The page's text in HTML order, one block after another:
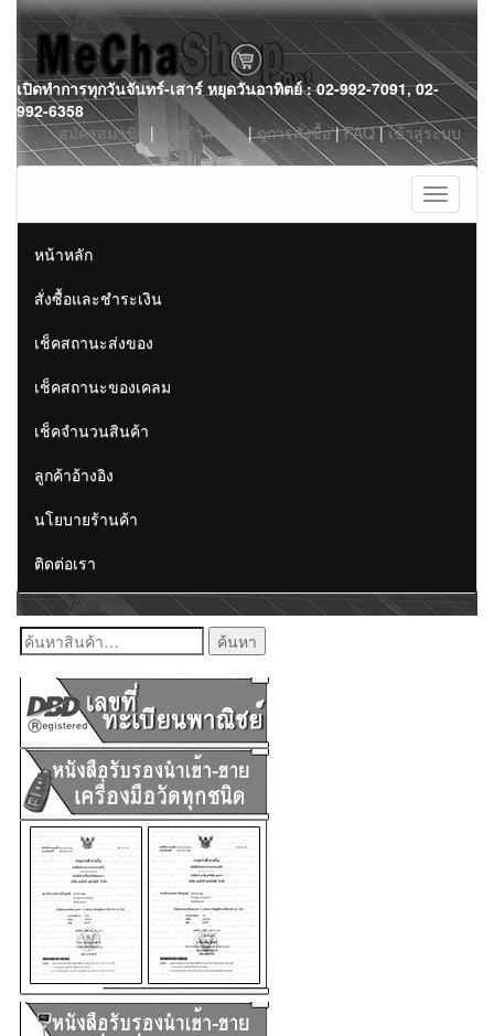
Skip
to
content
เปิดทำการทุกวันจันทร์-เสาร์ หยุดวันอาทิตย์ : 02-992-7091, 02-
992-6358
สมัครสมาชิก | ตะกร้าสินค้า|ดูการสั่งซื้อ|FAQ|เข้าสู่ระบบ
Toggle
หน้าหลัก
สั่งซื้อและชำระเงิน
เช็คสถานะส่งของ
เช็คสถานะของเคลม
เช็คจำนวนสินค้า
ลูกค้าอ้างอิง
นโยบายร้านค้า
ติดต่อเรา
ค้นหา: